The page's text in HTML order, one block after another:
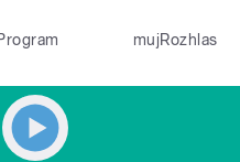
mujRozhlas